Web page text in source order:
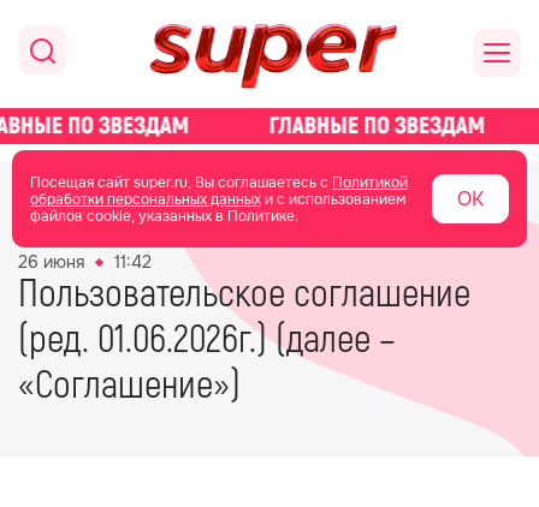
Посещая сайт super.ru, Вы соглашаетесь с Политикой
обработки персональных данныхи с использованием
файлов cookie, указанных в Политике.
ОК
главная общество
26 июня 11:42
Пользовательское соглашение
(ред. 01.06.2026г.) (далее –
«Соглашение»)